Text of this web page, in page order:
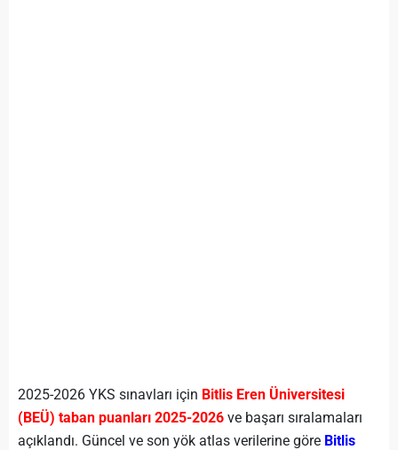
2025-2026 YKS sınavları için Bitlis Eren Üniversitesi
(BEÜ) taban puanları 2025-2026 ve başarı sıralamaları
açıklandı. Güncel ve son yök atlas verilerine göre Bitlis